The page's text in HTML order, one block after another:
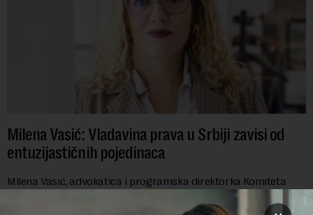
Milena Vasić: Vladavina prava u Srbiji zavisi od
entuzijastičnih pojedinaca
Milena Vasić, advokatica i programska direktorka Komiteta
pravnika za ljudska prava (YUCOM), već duže od decenije nalazi
se na prvoj liniji odbrane građanskih sloboda,